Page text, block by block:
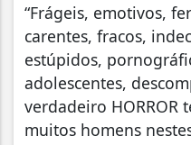
“Frágeis, emotivos,
carentes, fracos,
estúpidos,
adolescentes,
verdadeiro HORROR
muitos homens